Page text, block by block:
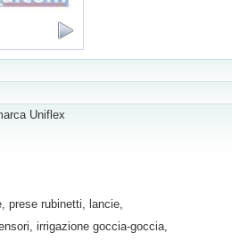
Uniflex
prese rubinetti, lancie,
irrigazione goccia-goccia,